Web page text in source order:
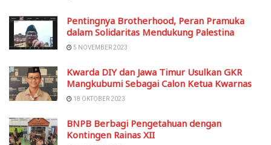
Pentingnya Brotherhood, Peran Pramuka
dalam Solidaritas Mendukung Palestina
5 NOVEMBER 2023
Kwarda DIY dan Jawa Timur Usulkan GKR
Mangkubumi Sebagai Calon Ketua Kwarnas
18 OKTOBER 2023
BNPB Berbagi Pengetahuan dengan
Kontingen Rainas XII